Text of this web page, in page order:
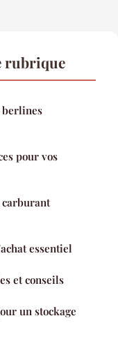
rubrique
berlines
pour vos
carburant
essentiel
et conseils
un stockage